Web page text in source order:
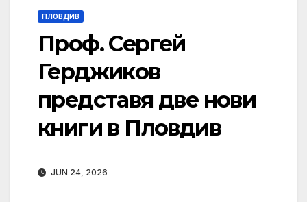
ПЛОВДИВ
Проф. Сергей
Герджиков
представя две нови
книги в Пловдив
JUN 24, 2026